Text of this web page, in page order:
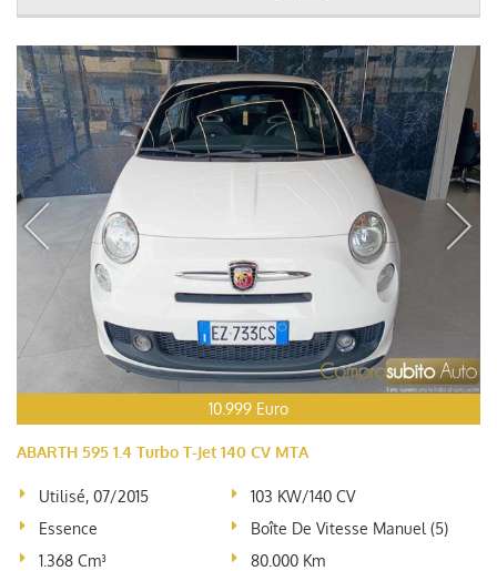
10.999 Euro
ABARTH 595 1.4 Turbo T-Jet 140 CV MTA
Utilisé, 07/2015
103 KW/140 CV
Essence
Boîte De Vitesse Manuel (5)
1.368 Cm³
80.000 Km